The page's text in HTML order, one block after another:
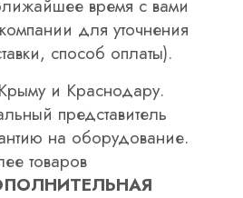
время с вами
для уточнения
способ оплаты).
и Краснодару.
представитель
на оборудование.
товаров